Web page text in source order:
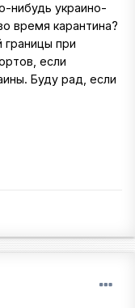
нибудь украино-
время карантина?
границы при
если
Буду рад, если